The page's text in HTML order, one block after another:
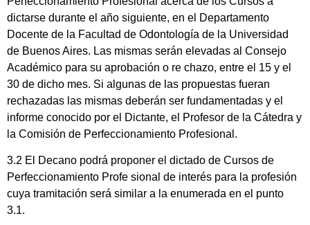
dictarse durante el año siguiente, en el Departamento
Docente de la Facultad de Odontología de la Universidad
de Buenos Aires. Las mismas serán elevadas al Consejo
Académico para su aprobación o re chazo, entre el 15 y el
30 de dicho mes. Si algunas de las propuestas fueran
rechazadas las mismas deberán ser fundamentadas y el
informe conocido por el Dictante, el Profesor de la Cátedra y
la Comisión de Perfeccionamiento Profesional.
3.2 El Decano podrá proponer el dictado de Cursos de
Perfeccionamiento Profe sional de interés para la profesión
cuya tramitación será similar a la enumerada en el punto
3.1.